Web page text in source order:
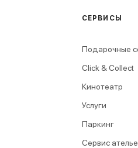
СЕРВИСЫ
Подарочные
Click & Collect
Кинотеатр
Услуги
Паркинг
Сервис ателье